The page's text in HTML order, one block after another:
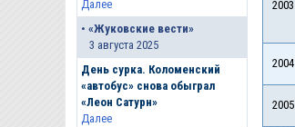
Далее
• «Жуковские вести»
3 августа 2025
День сурка. Коломенский
«автобус» снова обыграл
«Леон Сатурн»
Далее
2003
2004
2005